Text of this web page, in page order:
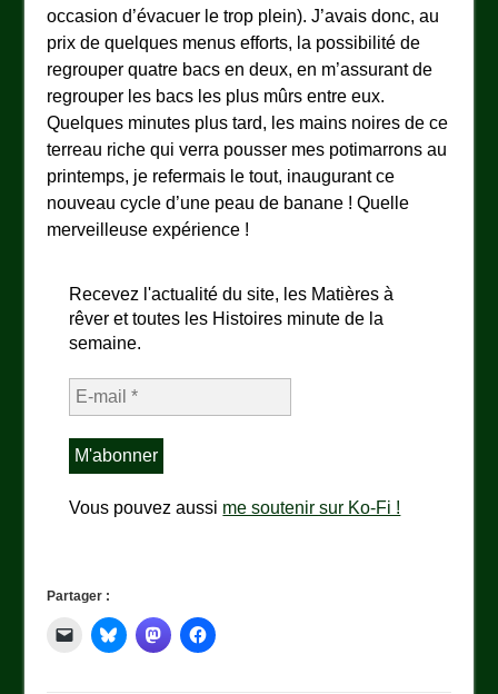
occasion d’évacuer le trop plein). J’avais donc, au
prix de quelques menus efforts, la possibilité de
regrouper quatre bacs en deux, en m’assurant de
regrouper les bacs les plus mûrs entre eux.
Quelques minutes plus tard, les mains noires de ce
terreau riche qui verra pousser mes potimarrons au
printemps, je refermais le tout, inaugurant ce
nouveau cycle d’une peau de banane ! Quelle
merveilleuse expérience !
Recevez l'actualité du site, les Matières à
rêver et toutes les Histoires minute de la
semaine.
Vous pouvez aussi me soutenir sur Ko-Fi !
Partager :